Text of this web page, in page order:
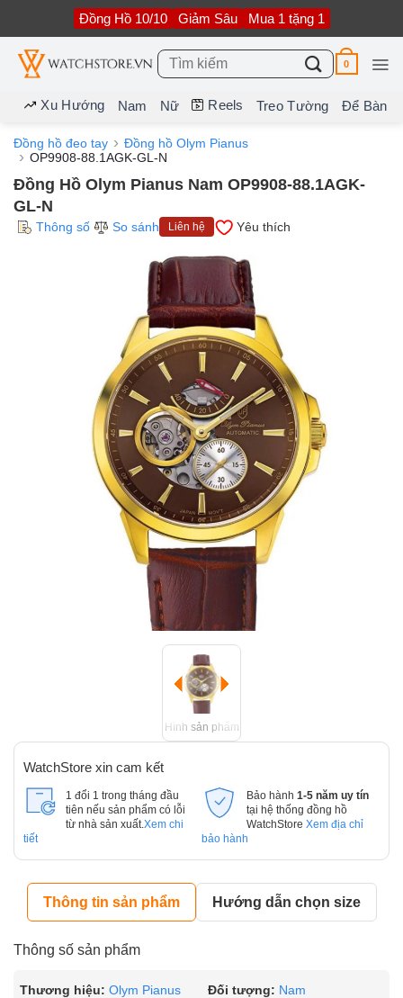
nội
dung
Đồng Hồ 10/10 Giảm Sâu Mua 1 tặng 1
Tìm
kiếm:
0
Xu Hướng Nam Nữ Reels Treo Tường Để Bàn
Đồng hồ đeo tay
Đồng hồ Olym Pianus
OP9908-88.1AGK-GL-N
Đồng Hồ Olym Pianus Nam OP9908-88.1AGK-
GL-N
Thông số So sánh Liên hệ Yêu thích
Hình sản phẩm
WatchStore xin cam kết
1 đổi 1 trong tháng đầu
tiên nếu sản phẩm có lỗi
từ nhà sản xuất. Xem chi
tiết
Bảo hành 1-5 năm uy tín
tại hệ thống đồng hồ
WatchStore Xem địa chỉ
bảo hành
Thông tin sản phẩm Hướng dẫn chọn size
Thông số sản phẩm
Thương hiệu: Olym Pianus Đối tượng: Nam